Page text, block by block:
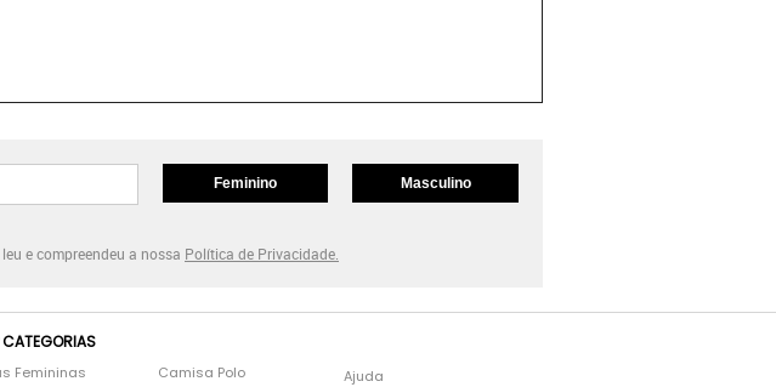
Feminino Masculino
e compreendeu a nossa Política de Privacidade.
CATEGORIAS
Femininas
Camisa Polo
Ajuda